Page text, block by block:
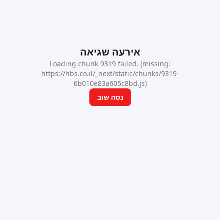
אירעה שגיאה
Loading chunk 9319 failed. (missing:
https://hbs.co.il/_next/static/chunks/9319-
6b010e83a605c8bd.js)